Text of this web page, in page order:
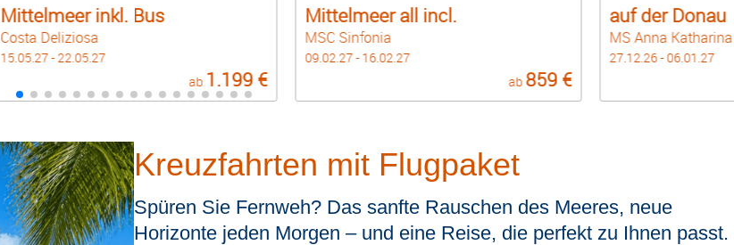
Mittelmeer inkl. Bus
Costa Deliziosa
15.05.27 - 22.05.27
ab 1.199 €
Mittelmeer all incl.
MSC Sinfonia
09.02.27 - 16.02.27
ab 859 €
auf der Donau
MS Anna Katharina
27.12.26 - 06.01.27
Kreuzfahrten mit Flugpaket
Spüren Sie Fernweh? Das sanfte Rauschen des Meeres, neue
Horizonte jeden Morgen – und eine Reise, die perfekt zu Ihnen passt.